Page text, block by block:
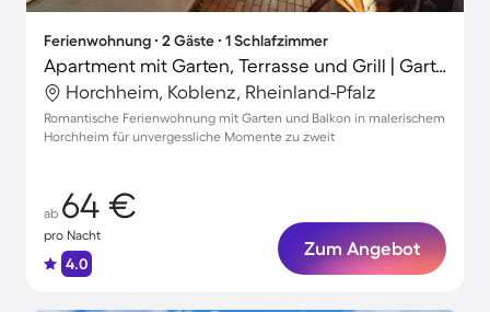
Ferienwohnung ∙ 2 Gäste ∙ 1 Schlafzimmer
Apartment mit Garten, Terrasse und Grill | Gartenblick
Horchheim, Koblenz, Rheinland-Pfalz
Romantische Ferienwohnung mit Garten und Balkon in malerischem
Horchheim für unvergessliche Momente zu zweit
ab 64 €
pro Nacht
4.0
Zum Angebot